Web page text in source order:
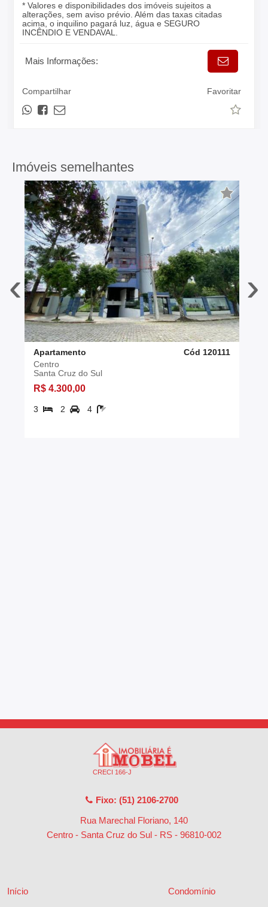
* Valores e disponibilidades dos imóveis sujeitos a
alterações, sem aviso prévio. Além das taxas citadas
acima, o inquilino pagará luz, água e SEGURO
INCÊNDIO E VENDAVAL.
Mais Informações:
Compartilhar Favoritar
Imóveis semelhantes
‹
Apartamento
Cód 120111
Centro
Santa Cruz do Sul
R$ 4.300,00
3 2 4
›
CRECI 166-J
Fixo: (51) 2106-2700
Rua Marechal Floriano, 140
Centro - Santa Cruz do Sul - RS - 96810-002
Início Condomínio